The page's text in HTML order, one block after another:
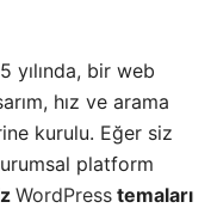
yılında, bir web
hız ve arama
kurulu. Eğer siz
platform
WordPress temaları